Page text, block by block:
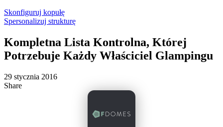
Skonfiguruj kopułę
Spersonalizuj strukturę
Kompletna Lista Kontrolna, Której
Potrzebuje Każdy Właściciel Glampingu
29 stycznia 2016
Share